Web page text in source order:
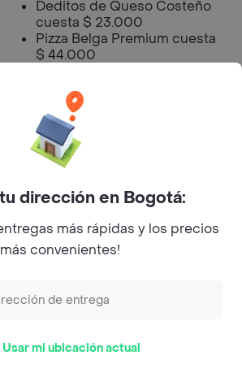
Deditos de Queso Costeño
cuesta $ 23.000
Pizza Belga Premium cuesta
$ 44.000
cuesta $ 44.000
Pizzas con Camarones
Premium cuesta $ 47.000
02:00:00
- UCG13 Menú a
dirección en Bogotá:
más rápidas y los precios
más convenientes!
Usar mi ubicación actual